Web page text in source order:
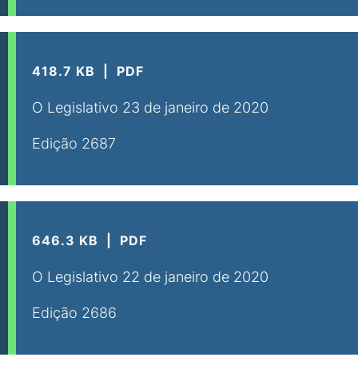
418.7 KB PDF
O Legislativo 23 de janeiro de 2020
Edição 2687
646.3 KB PDF
O Legislativo 22 de janeiro de 2020
Edição 2686